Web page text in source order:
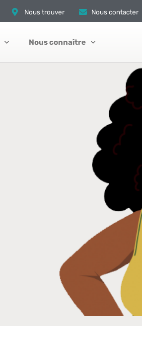
Nous trouver Nous contacter
Nous connaître